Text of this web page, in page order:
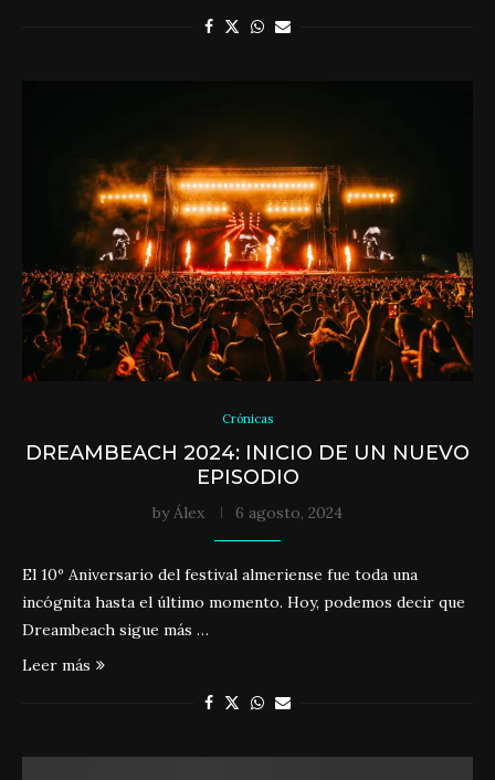
Crónicas
DREAMBEACH 2024: INICIO DE UN NUEVO
EPISODIO
byÁlex 6 agosto, 2024
El 10º Aniversario del festival almeriense fue toda una
incógnita hasta el último momento. Hoy, podemos decir que
Dreambeach sigue más …
Leer más